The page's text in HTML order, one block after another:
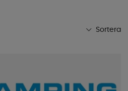
Sortera
Namn A-Ö